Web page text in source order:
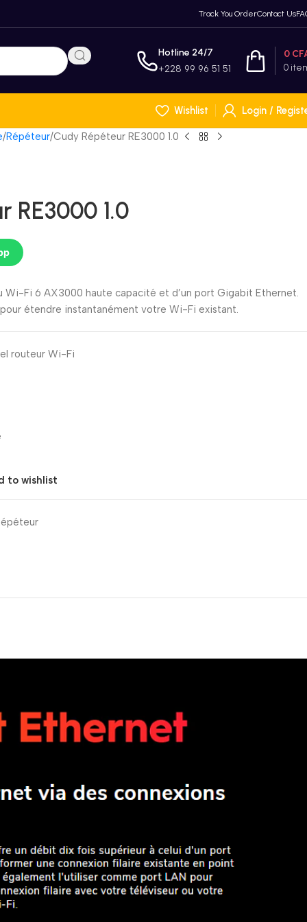
Track You OrderContact Us
Hotline 24/7
+228 99 96 51 51 0
0
Wishlist Login /
Répéteur Cudy Répéteur RE3000 1.0
RE3000 1.0
Fi 6 AX3000 haute capacité et d’un port Gigabit Ethernet.
étendre instantanément votre Wi-Fi existant.
routeur Wi-Fi
to wishlist